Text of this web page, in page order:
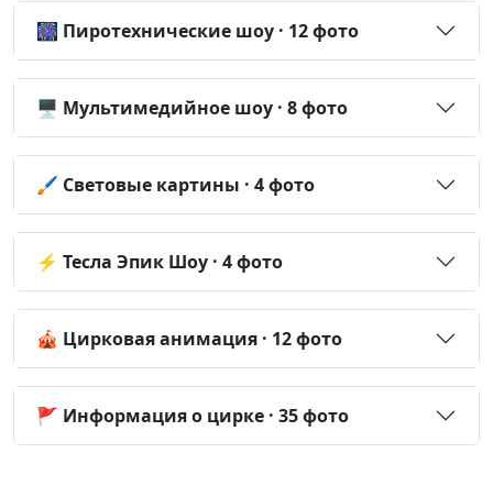
🎆 Пиротехнические шоу · 12 фото
🖥️ Мультимедийное шоу · 8 фото
🖌️ Световые картины · 4 фото
⚡ Тесла Эпик Шоу · 4 фото
🎪 Цирковая анимация · 12 фото
🚩 Информация о цирке · 35 фото